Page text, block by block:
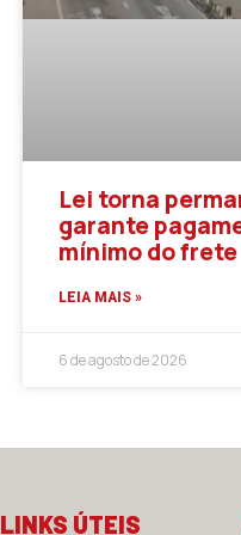
Lei torna
garante
mínimo do frete
LEIA MAIS »
6 de agosto de 2026
LINKS ÚTEIS